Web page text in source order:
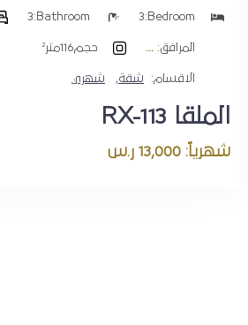
الملقا RX-113
شهرياً: 13,000 ر.س
Bedroom:
3
Bathroom:
3
المرافق: حجم116متر²
الاقسام: شقة, شهري